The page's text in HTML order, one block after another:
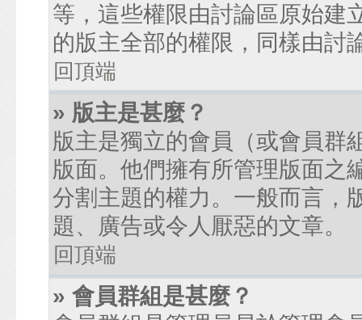
等，這些權限由討論區原始建
的版主全部的權限，同樣由討
回頂端
» 版主是甚麼？
版主是獨立的會員（或會員群
版面。他們擁有所管理版面之
分割主題的權力。一般而言，
題、廣告或令人厭惡的文章。
回頂端
» 會員群組是甚麼？